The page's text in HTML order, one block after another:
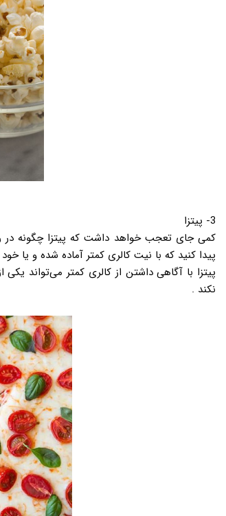
3- پیتزا
کمی جای تعجب خواهد داشت که پیتزا چگونه در
پیدا کنید که با نیت کالری کمتر آماده شده و یا
پیتزا با آگاهی داشتن از کالری کمتر می‌تواند
نکند .